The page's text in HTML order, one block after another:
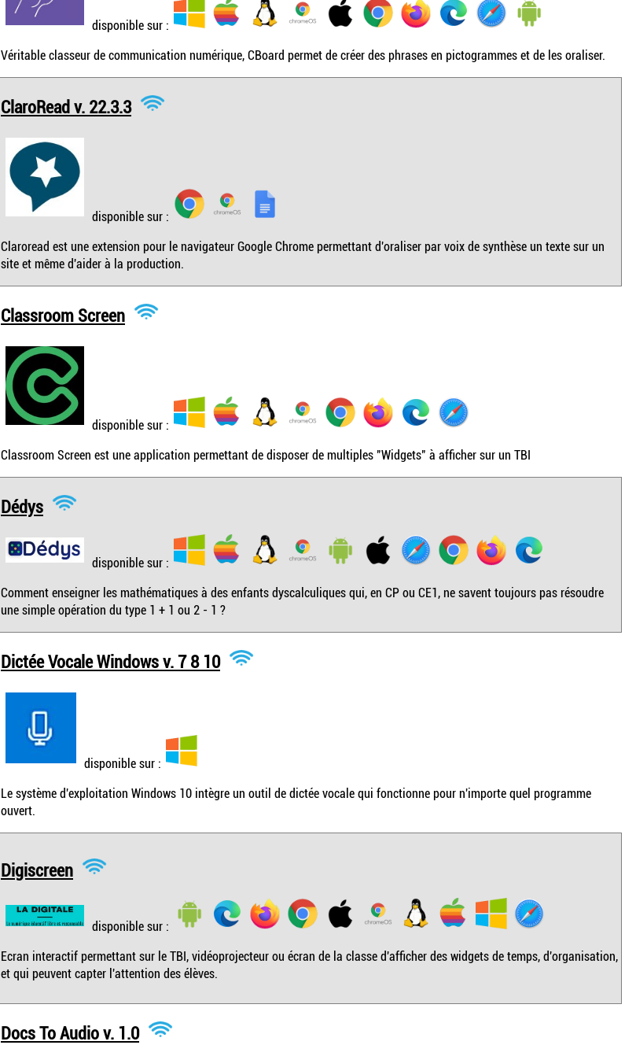
disponible sur :
Véritable classeur de communication numérique, CBoard permet de créer des phrases en pictogrammes et de les oraliser.
ClaroRead v. 22.3.3
disponible sur :
Claroread est une extension pour le navigateur Google Chrome permettant d'oraliser par voix de synthèse un texte sur un
site et même d'aider à la production.
Classroom Screen
disponible sur :
Classroom Screen est une application permettant de disposer de multiples "Widgets" à afficher sur un TBI
Dédys
disponible sur :
Comment enseigner les mathématiques à des enfants dyscalculiques qui, en CP ou CE1, ne savent toujours pas résoudre
une simple opération du type 1 + 1 ou 2 - 1 ?
Dictée Vocale Windows v. 7 8 10
disponible sur :
Le système d'exploitation Windows 10 intègre un outil de dictée vocale qui fonctionne pour n'importe quel programme
ouvert.
Digiscreen
disponible sur :
Ecran interactif permettant sur le TBI, vidéoprojecteur ou écran de la classe d'afficher des widgets de temps, d'organisation,
et qui peuvent capter l'attention des élèves.
Docs To Audio v. 1.0